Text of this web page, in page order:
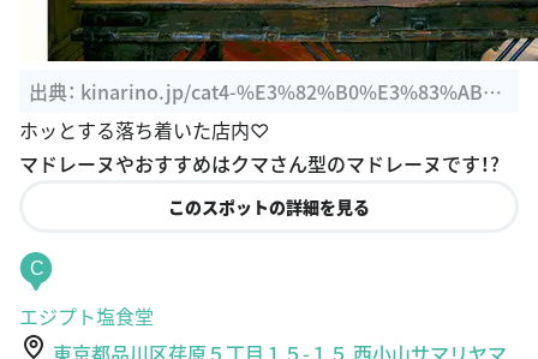
出典：kinarino.jp/cat4-%E3%82%B0%E3%83%AB%
E3%83%A1/6947-%E7%84%BC%E3%81%8D%E8%8
F%93%E5%AD%90%E3%83%A9%E3%83%90%E3%
83%BC%E3%81%95%E3%82%93%E5%BF%85%E
8%A6%8B%E2%99%AA%E9%83%BD%E5%86%85%
A%E3%81%8A%E8%8F%93%E5%AD%90%E5%B1%
8B%E3%81%95%E3%82%936%E9%81%B8
ホッとする落ち着いた店内♡
マドレーヌやおすすめはクマさん型のマドレーヌです！?
このスポットの詳細を見る
エジプト塩食堂
東京都品川区荏原５丁目１５-１５ 西小山サマリヤマ